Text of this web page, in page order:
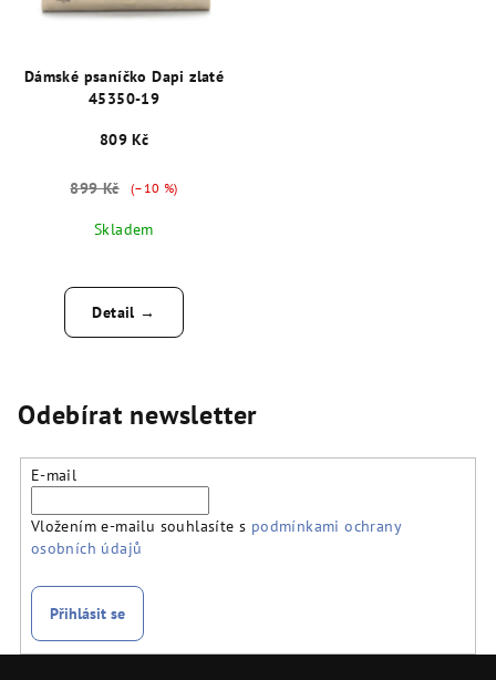
Dámské psaníčko Dapi zlaté
45350-19
809 Kč
899 Kč (–10 %)
Skladem
Detail →
Odebírat newsletter
E-mail
Vložením e-mailu souhlasíte s podmínkami ochrany
osobních údajů
Přihlásit se